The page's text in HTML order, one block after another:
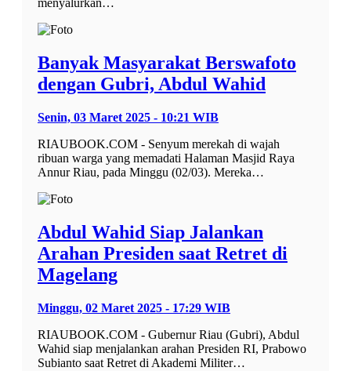
menyalurkan…
Banyak Masyarakat Berswafoto
dengan Gubri, Abdul Wahid
Senin, 03 Maret 2025 - 10:21 WIB
RIAUBOOK.COM - Senyum merekah di wajah
ribuan warga yang memadati Halaman Masjid Raya
Annur Riau, pada Minggu (02/03). Mereka…
Abdul Wahid Siap Jalankan
Arahan Presiden saat Retret di
Magelang
Minggu, 02 Maret 2025 - 17:29 WIB
RIAUBOOK.COM - Gubernur Riau (Gubri), Abdul
Wahid siap menjalankan arahan Presiden RI, Prabowo
Subianto saat Retret di Akademi Militer…